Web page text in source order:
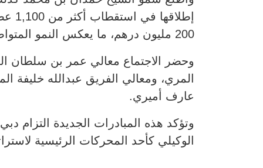
200 مليون درهم، ما يعكس النمو المتواصل لمنظومة ريادة الأعمال في دبي.
وحضر الاجتماع معالي عمر بن سلطان
المري، ومعالي الفريق عبدالله
عارف أميري.
وتؤكد هذه المبادرات الجديدة التزام
الوكيلي كأحد المحركات الرئيسية